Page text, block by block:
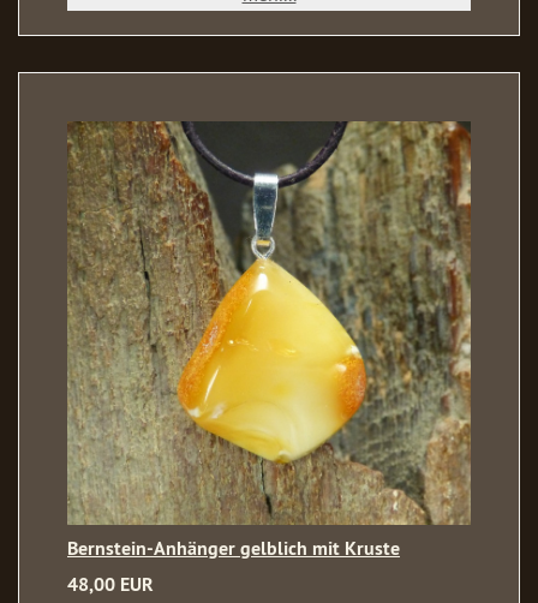
Bernstein-Anhänger gelblich mit Kruste
48,00 EUR